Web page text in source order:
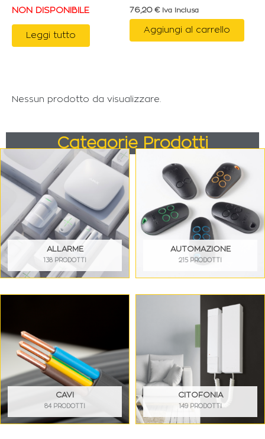
NON DISPONIBILE
Leggi tutto
76,20 € Iva Inclusa
Aggiungi al carrello
Nessun prodotto da visualizzare.
Categorie Prodotti
ALLARME
138 PRODOTTI
AUTOMAZIONE
215 PRODOTTI
CAVI
84 PRODOTTI
CITOFONIA
149 PRODOTTI